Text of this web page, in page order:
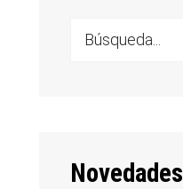
Novedades